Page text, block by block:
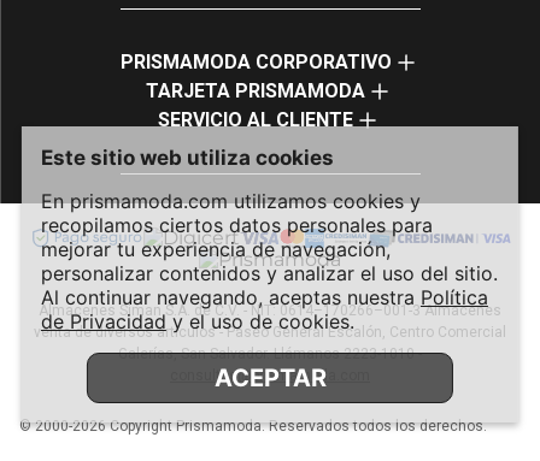
Este sitio web utiliza cookies
En prismamoda.com utilizamos cookies y
recopilamos ciertos datos personales para
mejorar tu experiencia de navegación,
personalizar contenidos y analizar el uso del sitio.
Al continuar navegando, aceptas nuestra Política
de Privacidady el uso de cookies.
ACEPTAR
PRISMAMODA CORPORATIVO
TARJETA PRISMAMODA
SERVICIO AL CLIENTE
Almacenes Siman S.A. de C.V. - NIT: 0614–170266–001-3 Almacenes
venta de diversos artículos - Paseo General Escalón, Centro Comercial
Galerías, San Salvador. Llámanos 2223-1010 -
consultas@prismamoda.com
© 2000-2026 Copyright Prismamoda. Reservados todos los derechos.